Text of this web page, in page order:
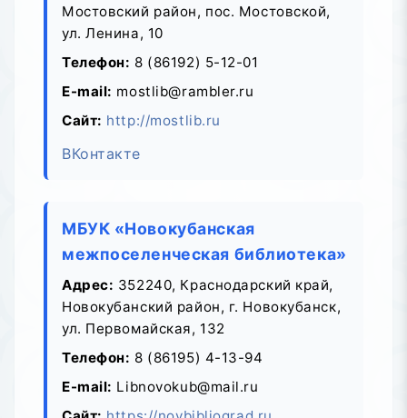
Мостовский район, пос. Мостовской,
ул. Ленина, 10
Телефон: 8 (86192) 5-12-01
E-mail: mostlib@rambler.ru
Сайт: http://mostlib.ru
ВКонтакте
МБУК «Новокубанская
межпоселенческая библиотека»
Адрес: 352240, Краснодарский край,
Новокубанский район, г. Новокубанск,
ул. Первомайская, 132
Телефон: 8 (86195) 4-13-94
E-mail: Libnovokub@mail.ru